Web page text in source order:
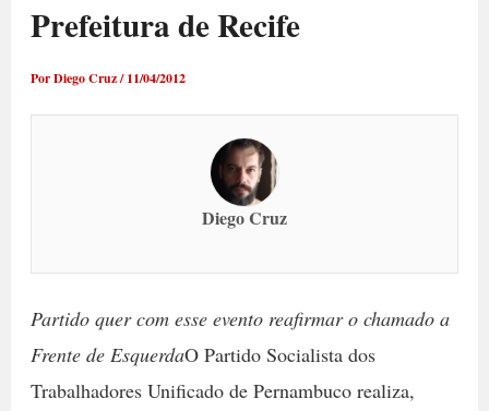
Prefeitura de Recife
PorDiego Cruz/11/04/2012
Diego Cruz
Partido quer com esse evento reafirmar o chamado a
Frente de EsquerdaO Partido Socialista dos
Trabalhadores Unificado de Pernambuco realiza,